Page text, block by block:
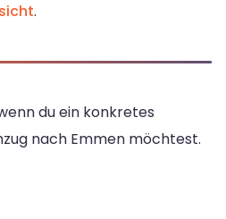
.
du ein konkretes
nach Emmen möchtest.